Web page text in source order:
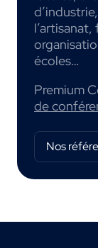
écoles…
Premium
de
Nos